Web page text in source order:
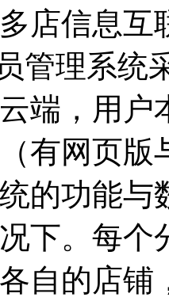
店信息互
管理系统
端，用
有网页版
的功能与
下。每
自的店铺